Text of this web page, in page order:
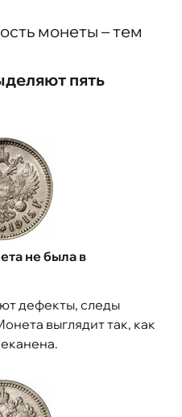
монеты – тем
пять
не была в
дефекты, следы
выглядит так, как